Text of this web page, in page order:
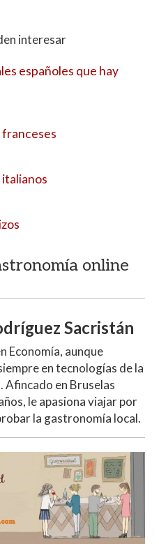
interesar
españoles que hay
franceses
italianos
online
Sacristán
Economía, aunque
en tecnologías de la
Afincado en Bruselas
le apasiona viajar por
la gastronomía local.